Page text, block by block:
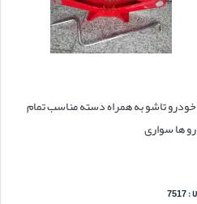
تاشو به همراه دسته مناسب تمام
ها سواری